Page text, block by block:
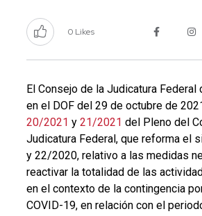
0 Likes
El Consejo de la Judicatura Federal
en el DOF del 29 de octubre de
20/2021 y 21/2021 del Pleno del
Judicatura Federal, que reforma el
y 22/2020, relativo a las medidas
reactivar la totalidad de las
en el contexto de la contingencia
COVID-19, en relación con el